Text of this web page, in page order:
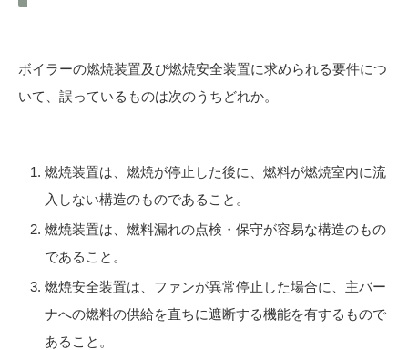
ボイラーの燃焼装置及び燃焼安全装置に求められる要件につ
いて、誤っているものは次のうちどれか。
燃焼装置は、燃焼が停止した後に、燃料が燃焼室内に流
入しない構造のものであること。
燃焼装置は、燃料漏れの点検・保守が容易な構造のもの
であること。
燃焼安全装置は、ファンが異常停止した場合に、主バー
ナへの燃料の供給を直ちに遮断する機能を有するもので
あること。